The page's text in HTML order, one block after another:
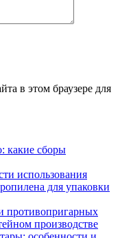
в этом браузере для
какие сборы
использования
для упаковки
противопригарных
производстве